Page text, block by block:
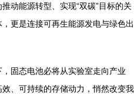
动能源转型、实现“双碳”目标的关
更是连接可再生能源发电与绿色出
固态电池必将从实验室走向产业
、可持续的存储动力，悄然改变我